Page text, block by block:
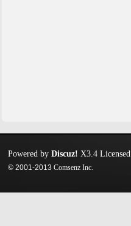
Powered byDiscuz! X3.4 Licensed
© 2001-2013Comsenz Inc.